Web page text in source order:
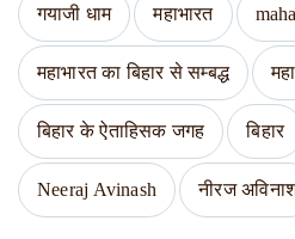
गयाजी धाम महाभारत
महाभारत का बिहार से सम्बद्ध
बिहार के ऐताहिसक जगह बिहार
Neeraj Avinash नीरज